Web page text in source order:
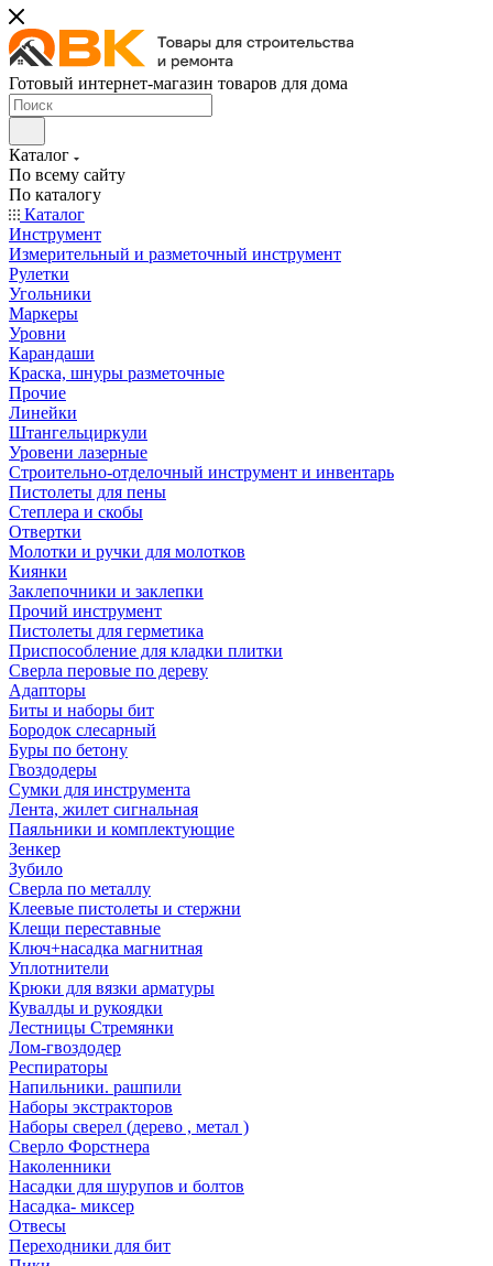
Готовый интернет-магазин товаров для дома
Каталог
По всему сайту
По каталогу
Каталог
Инструмент
Измерительный и разметочный инструмент
Рулетки
Угольники
Маркеры
Уровни
Карандаши
Краска, шнуры разметочные
Прочие
Линейки
Штангельциркули
Уровени лазерные
Строительно-отделочный инструмент и инвентарь
Пистолеты для пены
Степлера и скобы
Отвертки
Молотки и ручки для молотков
Киянки
Заклепочники и заклепки
Прочий инструмент
Пистолеты для герметика
Приспособление для кладки плитки
Сверла перовые по дереву
Адапторы
Биты и наборы бит
Бородок слесарный
Буры по бетону
Гвоздодеры
Сумки для инструмента
Лента, жилет сигнальная
Паяльники и комплектующие
Зенкер
Зубило
Сверла по металлу
Клеевые пистолеты и стержни
Клещи переставные
Ключ+насадка магнитная
Уплотнители
Крюки для вязки арматуры
Кувалды и рукоядки
Лестницы Стремянки
Лом-гвоздодер
Респираторы
Напильники. рашпили
Наборы экстракторов
Наборы сверел (дерево , метал )
Сверло Форстнера
Наколенники
Насадки для шурупов и болтов
Насадка- миксер
Отвесы
Переходники для бит